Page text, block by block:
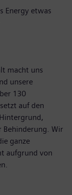
Energy etwas
macht uns
unsere
130
auf den
Behinderung. Wir
ganze
aufgrund von